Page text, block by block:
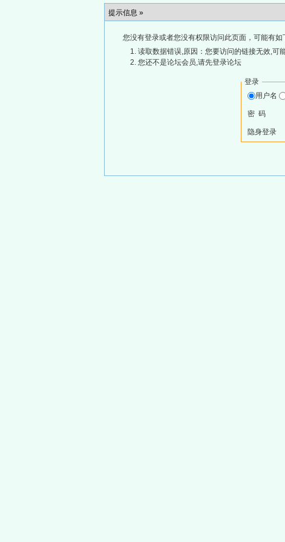
提示信息 »
您没有登录或者您没有权限访问此页面，可能有如
读取数据错误,原因：您要访问的链接无效,可
您还不是论坛会员,请先登录论坛
登录
用户名
密 码
隐身登录